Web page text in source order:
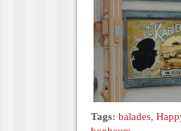
Tags: balades,